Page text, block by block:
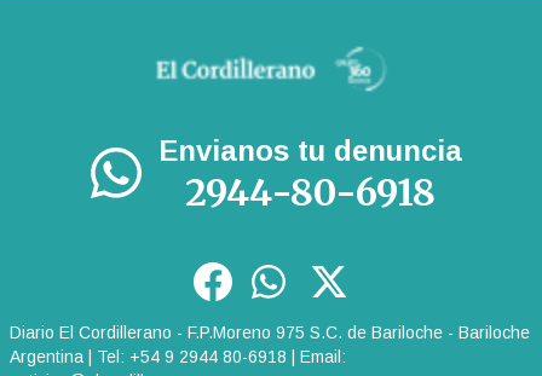
Envianos tu denuncia
2944-80-6918
Diario El Cordillerano - F.P.Moreno 975 S.C. de Bariloche - Bariloche
Argentina | Tel: +54 9 2944 80-6918 | Email: